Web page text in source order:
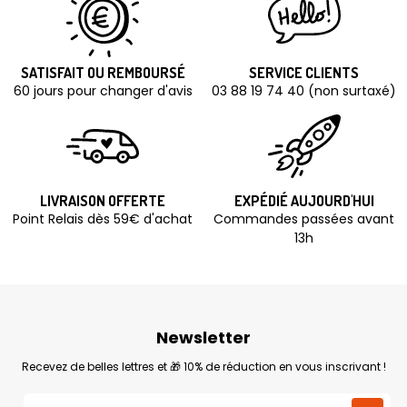
SATISFAIT OU REMBOURSÉ
60 jours pour changer d'avis
SERVICE CLIENTS
03 88 19 74 40 (non surtaxé)
LIVRAISON OFFERTE
Point Relais dès 59€ d'achat
EXPÉDIÉ AUJOURD'HUI
Commandes passées avant
13h
Newsletter
Recevez de belles lettres et 🎁 10% de réduction en vous inscrivant !